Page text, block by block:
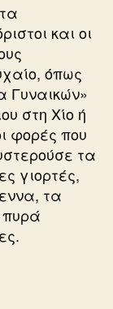
και οι
όπως
Γυναικών»
στη Χίο ή
φορές που
τα
γιορτές,
τα
πυρά